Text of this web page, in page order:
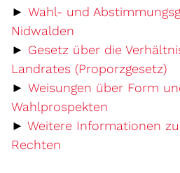
► Wahl- und
Nidwalden
► Gesetz über die
Landrates (Proporzgesetz)
► Weisungen über Form
Wahlprospekten
► Weitere Informationen
Rechten